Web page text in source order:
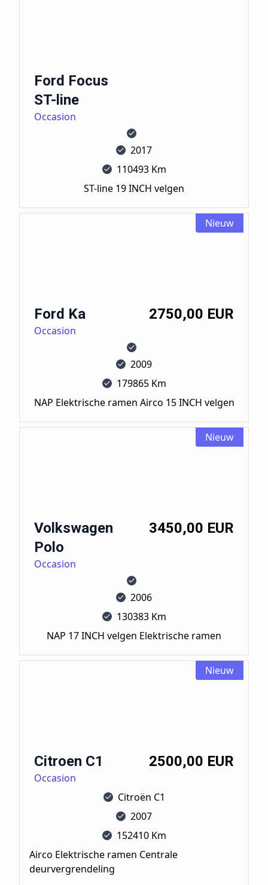
Ford Focus
ST-line
Occasion
2017
110493 Km
ST-line 19 INCH velgen
Nieuw
Ford Ka
Occasion
2750,00 EUR
2009
179865 Km
NAP Elektrische ramen Airco 15 INCH velgen
Nieuw
Volkswagen
Polo
Occasion
3450,00 EUR
2006
130383 Km
NAP 17 INCH velgen Elektrische ramen
Nieuw
Citroen C1
Occasion
2500,00 EUR
Citroën C1
2007
152410 Km
Airco Elektrische ramen Centrale
deurvergrendeling